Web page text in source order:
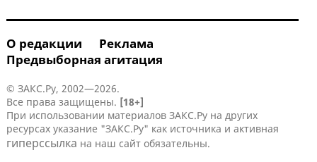
О редакции
Реклама
Предвыборная агитация
© ЗАКС.Ру, 2002—2026.
Все права защищены. [18+]
При использовании материалов ЗАКС.Ру на других
ресурсах указание "ЗАКС.Ру" как источника и активная
гиперссылка на наш сайт обязательны.